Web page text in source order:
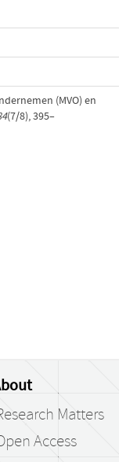
(MVO) en
(7/8), 395–
Matters
Access